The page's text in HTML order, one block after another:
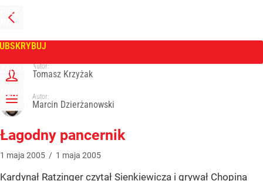
PRZEJDŹ
NA
GŁÓWNĄ
ZALOGUJ
MENU
Tygodnik Wprost
Autor:
Tomasz Krzyżak
Autor:
Marcin Dzierżanowski
Łagodny pancernik
1 maja 2005 / 1 maja 2005
Kardynał Ratzinger czytał Sienkiewicza i grywał Chopina